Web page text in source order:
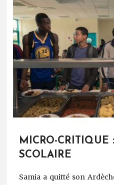
MICRO-CRITIQUE
SCOLAIRE
Samia a quitté son